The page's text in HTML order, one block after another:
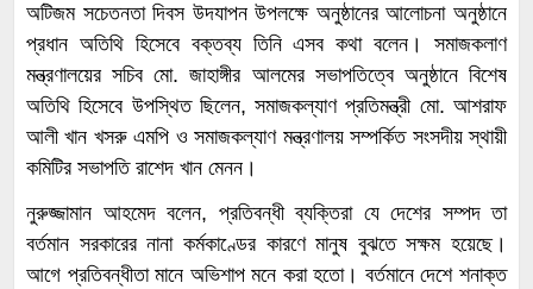
অটিজম সচেতনতা দিবস উদযাপন উপলক্ষে অনুষ্ঠানের আলোচনা অনুষ্ঠানে
প্রধান অতিথি হিসেবে বক্তব্য তিনি এসব কথা বলেন। সমাজকলাণ
মন্ত্রণালয়ের সচিব মো. জাহাঙ্গীর আলমের সভাপতিত্বে অনুষ্ঠানে বিশেষ
অতিথি হিসেবে উপস্থিত ছিলেন, সমাজকল্যাণ প্রতিমন্ত্রী মো. আশরাফ
আলী খান খসরু এমপি ও সমাজকল্যাণ মন্ত্রণালয় সম্পর্কিত সংসদীয় স্থায়ী
কমিটির সভাপতি রাশেদ খান মেনন।
নুরুজ্জামান আহমেদ বলেন, প্রতিবন্ধী ব্যক্তিরা যে দেশের সম্পদ তা
বর্তমান সরকারের নানা কর্মকাণ্ডের কারণে মানুষ বুঝতে সক্ষম হয়েছে।
আগে প্রতিবন্ধীতা মানে অভিশাপ মনে করা হতো। বর্তমানে দেশে শনাক্ত